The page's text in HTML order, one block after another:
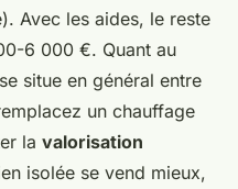
Avec les aides, le reste
6 000 €. Quant au
situe en général entre
un chauffage
la valorisation
isolée se vend mieux,